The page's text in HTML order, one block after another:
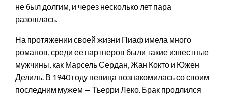
не был долгим, и через несколько лет пара
разошлась.
На протяжении своей жизни Пиаф имела много
романов, среди ее партнеров были такие известные
мужчины, как Марсель Сердан, Жан Кокто и Южен
Делиль. В 1940 году певица познакомилась со своим
последним мужем — Тьерри Леко. Брак продлился